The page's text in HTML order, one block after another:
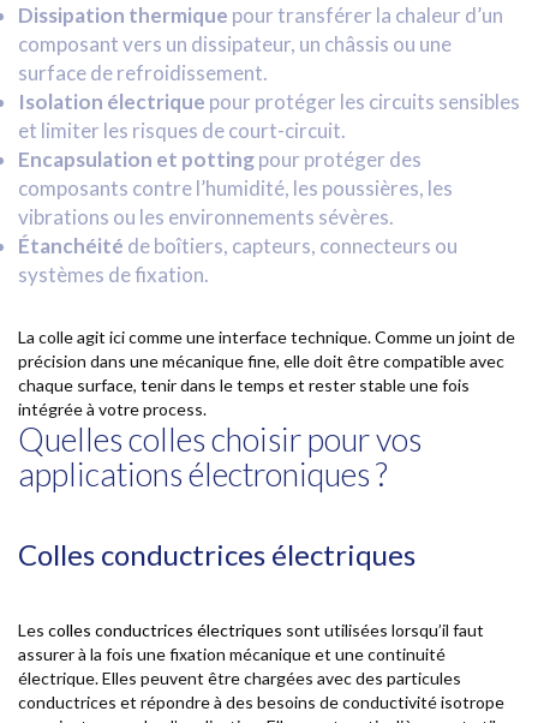
Colles, résines et silicones
Systèmes de dosage
Systèmes de vidange
Traitement de surface
Robot de dosage
Lampes UV
Sur-mesure
Dissipation thermique pour transférer la chaleur d’un
composant vers un dissipateur, un châssis ou une
surface de refroidissement.
Isolation électrique pour protéger les circuits sensibles
et limiter les risques de court-circuit.
Encapsulation et pottingpour protéger des
composants contre l’humidité, les poussières, les
vibrations ou les environnements sévères.
Étanchéité de boîtiers, capteurs, connecteurs ou
systèmes de fixation.
La colle agit ici comme une interface technique. Comme un joint de
précision dans une mécanique fine, elle doit être compatible avec
chaque surface, tenir dans le temps et rester stable une fois
intégrée à votre process.
Quelles colles choisir pour vos
applications électroniques ?
Colles conductrices électriques
Les colles conductrices électriques sont utilisées lorsqu’il faut
assurer à la fois une fixation mécanique et une continuité
électrique. Elles peuvent être chargées avec des particules
conductrices et répondre à des besoins de conductivité isotrope